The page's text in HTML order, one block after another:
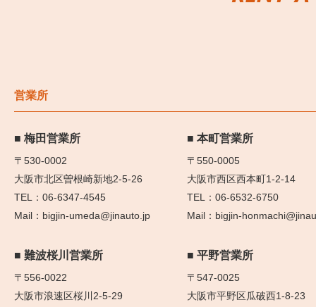
営業所
梅田営業所
〒530-0002
大阪市北区曽根崎新地2-5-26
06-6347-4545
bigjin-umeda@jinauto.jp
本町営業所
〒550-0005
大阪市西区西本町1-2-14
06-6532-6750
bigjin-
難波桜川営業所
〒556-0022
大阪市浪速区桜川2-5-29
平野営業所
〒547-0025
大阪市平野区瓜破西1-8-23